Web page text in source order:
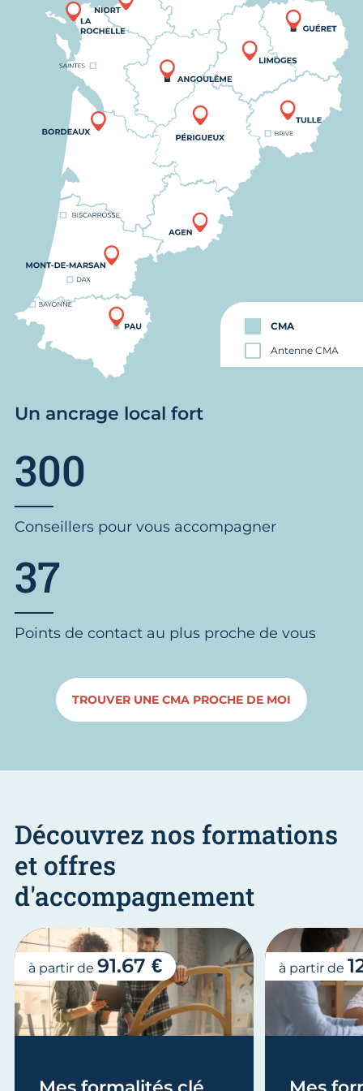
CMA
Antenne CMA
Un ancrage local fort
300
Conseillers pour vous accompagner
37
Points de contact au plus proche de vous
TROUVER UNE CMA PROCHE DE MOI
Découvrez nos formations
et offres
d'accompagnement
à partir de 91.67 € à partir de